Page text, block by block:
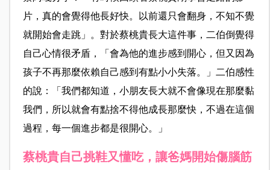
片，真的會覺得他長好快。以前還只會翻身，不知不覺
就開始會走跳」。對於蔡桃貴長大這件事，二伯倒覺得
自己心情很矛盾，「會為他的進步感到開心，但又因為
孩子不再那麼依賴自己感到有點小小失落。」二伯感性
的說：「我們都知道，小朋友長大就不會像現在那麼黏
我們，所以就會有點捨不得他成長那麼快，不過在這個
過程，每一個進步都是很開心。」
蔡桃貴自己挑鞋又懂吃，讓爸媽開始傷腦筋